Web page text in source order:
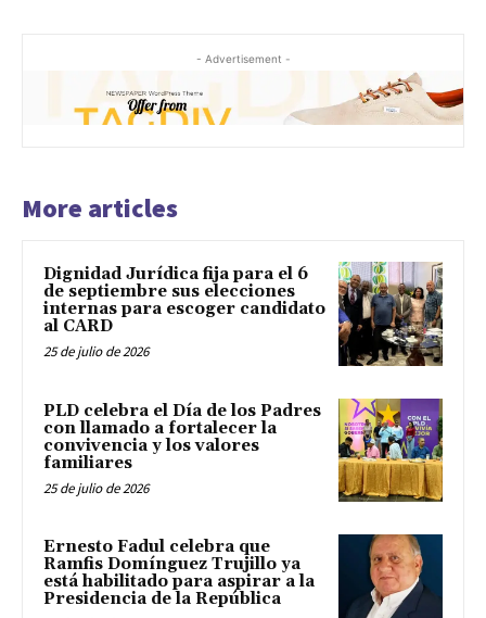
- Advertisement -
More articles
Dignidad Jurídica fija para el 6
de septiembre sus elecciones
internas para escoger candidato
al CARD
25 de julio de 2026
PLD celebra el Día de los Padres
con llamado a fortalecer la
convivencia y los valores
familiares
25 de julio de 2026
Ernesto Fadul celebra que
Ramfis Domínguez Trujillo ya
está habilitado para aspirar a la
Presidencia de la República